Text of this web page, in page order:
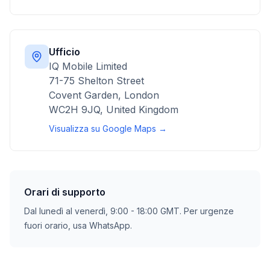
Ufficio
IQ Mobile Limited
71-75 Shelton Street
Covent Garden, London
WC2H 9JQ, United Kingdom
Visualizza su Google Maps →
Orari di supporto
Dal lunedì al venerdì, 9:00 - 18:00 GMT. Per urgenze
fuori orario, usa WhatsApp.